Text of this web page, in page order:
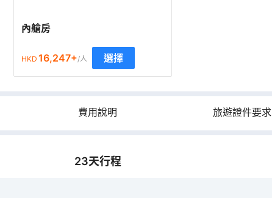
內艙房
HKD 16,247+/人 選擇
費用說明 旅遊證件要求
23天行程